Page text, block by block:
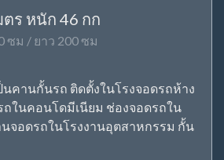
ตร หนัก 46 กก
ซม / ยาว 200 ซม
นคานกั้นรถ ติดตั้งในโรงจอดรถห้าง
ในคอนโดมีเนียม ช่องจอดรถใน
จอดรถในโรงงานอุตสาหกรรม กั้น